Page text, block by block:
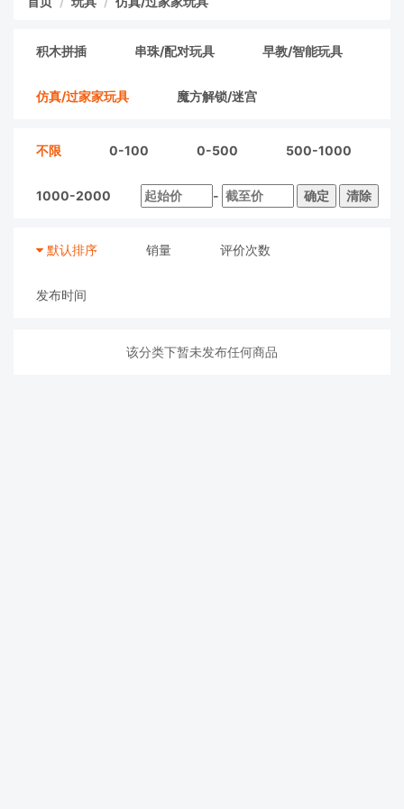
积木拼插 串珠/配对玩具 早教/智能玩具
仿真/过家家玩具 魔方解锁/迷宫
不限 0-100 0-500 500-1000
1000-2000 - 确定 清除
默认排序 销量 评价次数
发布时间
该分类下暂未发布任何商品